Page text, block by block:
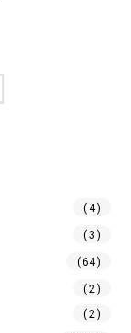
(4)
(3)
(64)
(2)
(2)